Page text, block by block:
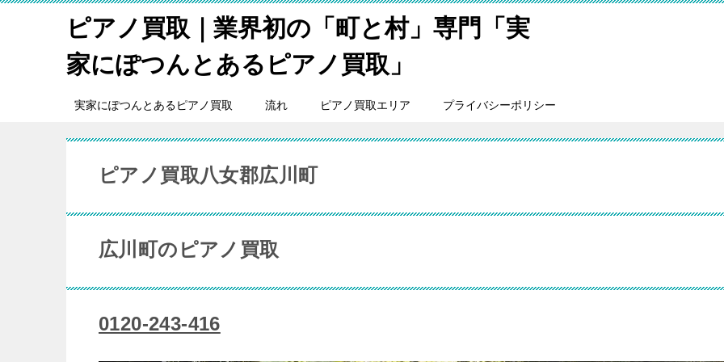
ピアノ買取｜業界初の「町と村」専門「実
家にぽつんとあるピアノ買取」
実家にぽつんとあるピアノ買取 流れ ピアノ買取エリア プライバシーポリシー
ピアノ買取八女郡広川町
広川町のピアノ買取
0120-243-416